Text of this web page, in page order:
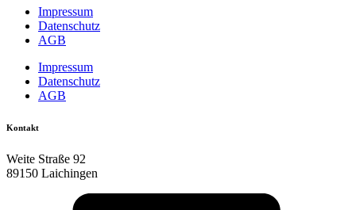
Impressum
Datenschutz
AGB
Impressum
Datenschutz
AGB
Kontakt
Weite Straße 92
89150 Laichingen